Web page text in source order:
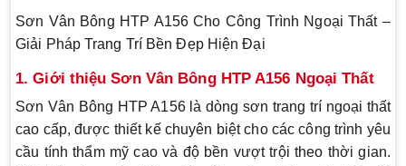
Sơn Vân Bông HTP A156 Cho Công Trình Ngoại Thất –
Giải Pháp Trang Trí Bền Đẹp Hiện Đại
1. Giới thiệu Sơn Vân Bông HTP A156 Ngoại Thất
Sơn Vân Bông HTP A156 là dòng sơn trang trí ngoại thất
cao cấp, được thiết kế chuyên biệt cho các công trình yêu
cầu tính thẩm mỹ cao và độ bền vượt trội theo thời gian.